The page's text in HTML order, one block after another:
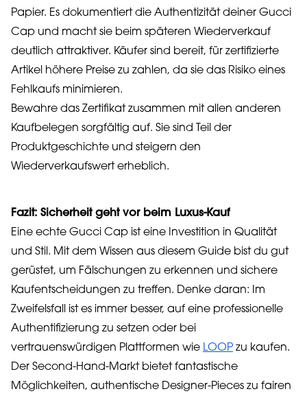
Papier. Es dokumentiert die Authentizität deiner Gucci
Cap und macht sie beim späteren Wiederverkauf
deutlich attraktiver. Käufer sind bereit, für zertifizierte
Artikel höhere Preise zu zahlen, da sie das Risiko eines
Fehlkaufs minimieren.
Bewahre das Zertifikat zusammen mit allen anderen
Kaufbelegen sorgfältig auf. Sie sind Teil der
Produktgeschichte und steigern den
Wiederverkaufswert erheblich.
Fazit: Sicherheit geht vor beim Luxus-Kauf
Eine echte Gucci Cap ist eine Investition in Qualität
und Stil. Mit dem Wissen aus diesem Guide bist du gut
gerüstet, um Fälschungen zu erkennen und sichere
Kaufentscheidungen zu treffen. Denke daran: Im
Zweifelsfall ist es immer besser, auf eine professionelle
Authentifizierung zu setzen oder bei
vertrauenswürdigen Plattformen wie LOOP zu kaufen.
Der Second-Hand-Markt bietet fantastische
Möglichkeiten, authentische Designer-Pieces zu fairen